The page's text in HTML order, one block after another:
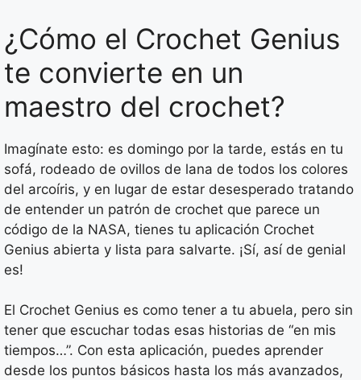
¿Cómo el Crochet Genius
te convierte en un
maestro del crochet?
Imagínate esto: es domingo por la tarde, estás en tu
sofá, rodeado de ovillos de lana de todos los colores
del arcoíris, y en lugar de estar desesperado tratando
de entender un patrón de crochet que parece un
código de la NASA, tienes tu aplicación Crochet
Genius abierta y lista para salvarte. ¡Sí, así de genial
es!
El Crochet Genius es como tener a tu abuela, pero sin
tener que escuchar todas esas historias de “en mis
tiempos…”. Con esta aplicación, puedes aprender
desde los puntos básicos hasta los más avanzados,